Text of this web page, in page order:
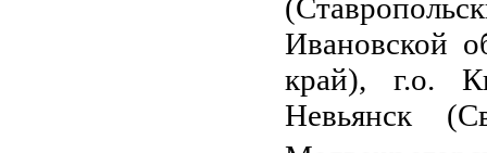
Ивановской
край), г.о.
Невьянск